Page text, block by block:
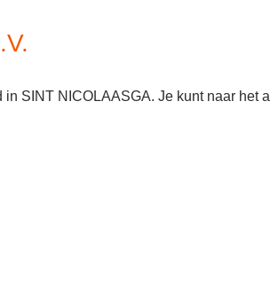
SINT NICOLAASGA. Je kunt naar het